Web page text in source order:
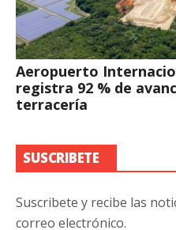
Aeropuerto
registra 92 % de
terracería
SUSCRIBETE
Suscribete y recibe las
correo electrónico.